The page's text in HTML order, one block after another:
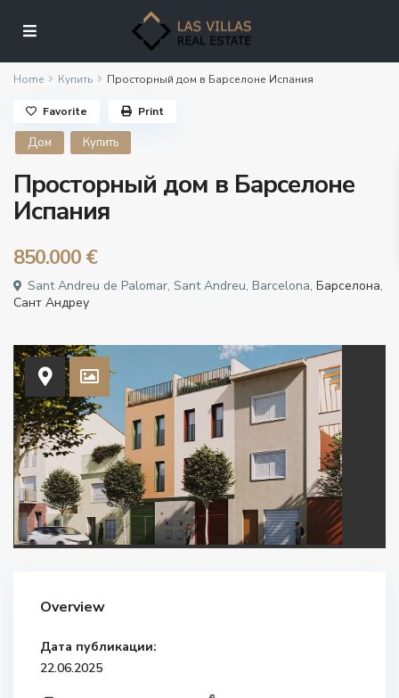
Home Купить Просторный дом в Барселоне Испания
Дом Купить
Просторный дом в Барселоне
Испания
850.000 €
Sant Andreu de Palomar, Sant Andreu, Barcelona,Барселона,
Сант Андреу
Favorite Print
Overview
Дата публикации:
22.06.2025